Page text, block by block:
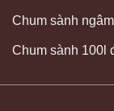
Chum sành
Chum sành 100l